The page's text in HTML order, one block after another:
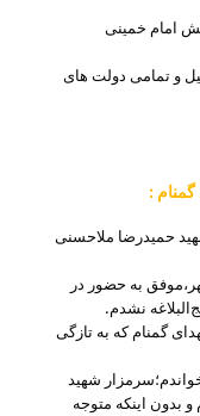
امام خمینی
و تمامی دولت های
:
شهادت شهید حمیدرضا ملاحسنی
شهادت امام جعفرصادق (ع) و 12 مهر،موفق به حضور در
گمنام كه به تازگی
شهید
بدون اینكه متوجه